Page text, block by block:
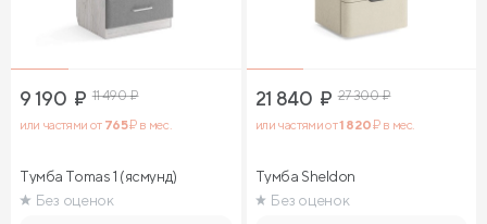
9 190 ₽ 11 490₽
или частями от 765₽ в мес.
Тумба Tomas 1 (ясмунд)
Без оценок
21 840 ₽ 27 300₽
или частями от1 820₽ в мес.
Тумба Sheldon
Без оценок